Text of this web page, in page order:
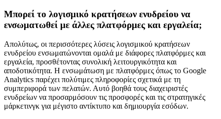
Μπορεί το λογισμικό κρατήσεων ενυδρείου να
ενσωματωθεί με άλλες πλατφόρμες και εργαλεία;
Απολύτως, οι περισσότερες λύσεις λογισμικού κρατήσεων
ενυδρείου ενσωματώνονται ομαλά με διάφορες πλατφόρμες και
εργαλεία, προσθέτοντας συνολική λειτουργικότητα και
αποδοτικότητα. Η ενσωμάτωση με πλατφόρμες όπως το Google
Analytics παρέχει πολύτιμες πληροφορίες σχετικά με τη
συμπεριφορά των πελατών. Αυτό βοηθά τους διαχειριστές
ενυδρείων να προσαρμόσουν τις προσφορές και τις στρατηγικές
μάρκετινγκ για μέγιστο αντίκτυπο και δημιουργία εσόδων.